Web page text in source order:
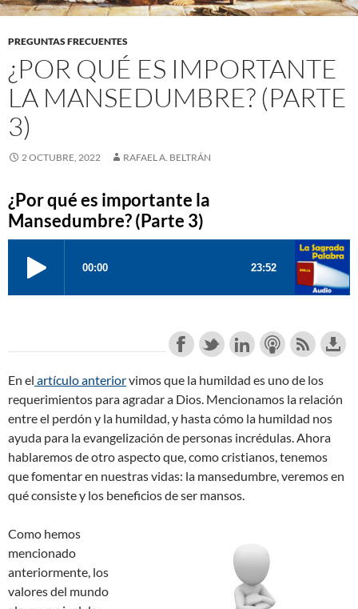
PREGUNTAS FRECUENTES
¿POR QUÉ ES IMPORTANTE
LA MANSEDUMBRE? (PARTE
3)
2 OCTUBRE, 2022 RAFAEL A. BELTRÁN
¿Por qué es importante la
Mansedumbre? (Parte 3)
En el artículo anteriorvimos que la humildad es uno de los
requerimientos para agradar a Dios. Mencionamos la relación
entre el perdón y la humildad, y hasta cómo la humildad nos
ayuda para la evangelización de personas incrédulas. Ahora
hablaremos de otro aspecto que, como cristianos, tenemos
que fomentar en nuestras vidas: la mansedumbre, veremos en
qué consiste y los beneficios de ser mansos.
Como hemos
mencionado
anteriormente, los
valores del mundo